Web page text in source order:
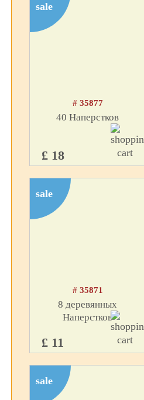
sale
# 35877
40 Наперстков
£ 18
sale
# 35871
8 деревянных
Наперстков
£ 11
sale